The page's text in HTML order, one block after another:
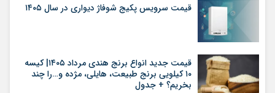
قیمت سرویس پکیج شوفاژ دیواری در سال ۱۴۰۵
قیمت جدید انواع برنج هندی مرداد ۱۴۰۵| کیسه
۱۰ کیلویی برنج طبیعت، هایلی، مژده و…را چند
بخریم؟ + جدول